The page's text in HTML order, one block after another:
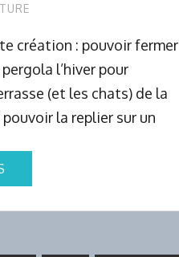
création : pouvoir fermer
l’hiver pour
(et les chats) de la
pouvoir la replier sur un